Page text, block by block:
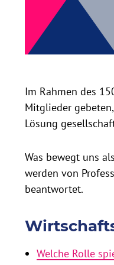
Im Rahmen des
Mitglieder
Lösung
Was bewegt uns
werden von
beantwortet.
Welche Rolle